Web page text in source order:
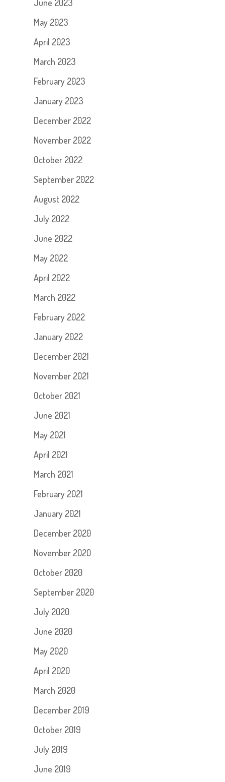
June 2023
May 2023
April 2023
March 2023
February 2023
January 2023
December 2022
November 2022
October 2022
September 2022
August 2022
July 2022
June 2022
May 2022
April 2022
March 2022
February 2022
January 2022
December 2021
November 2021
October 2021
June 2021
May 2021
April 2021
March 2021
February 2021
January 2021
December 2020
November 2020
October 2020
September 2020
July 2020
June 2020
May 2020
April 2020
March 2020
December 2019
October 2019
July 2019
June 2019